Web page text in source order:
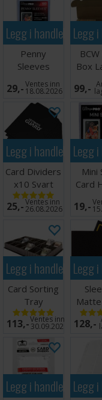
Legg i handlekurven
Penny
Sleeves
63.5x89mm
100 stk
29,-Ventes inn
18.08.2026
Legg
Box
99,-
Legg i handlekurven
Card Dividers
x10 Svart
25,-Ventes inn
26.08.2026
Legg
Mini
Card
19,-
Legg i handlekurven
Card Sorting
Tray
113,-Ventes inn
30.09.2026
Legg
x100
128,-
Legg i handlekurven
Legg